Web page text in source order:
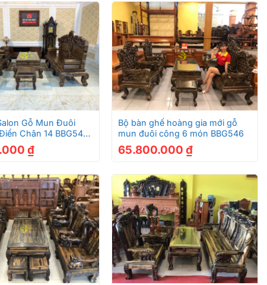
Gỗ Mun Đuôi
Chân 14 BBG545
₫
+
Bộ bàn ghế hoàng gia mới gỗ
mun đuôi công 6 món BBG546
65.800.000 ₫
+